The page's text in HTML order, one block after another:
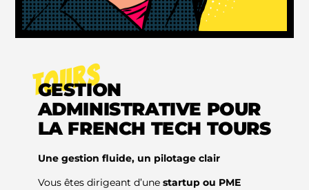
GESTION
ADMINISTRATIVE POUR
LA FRENCH TECH TOURS
TOURS
Une gestion fluide, un pilotage clair
Vous êtes dirigeant d’une startup ou PME